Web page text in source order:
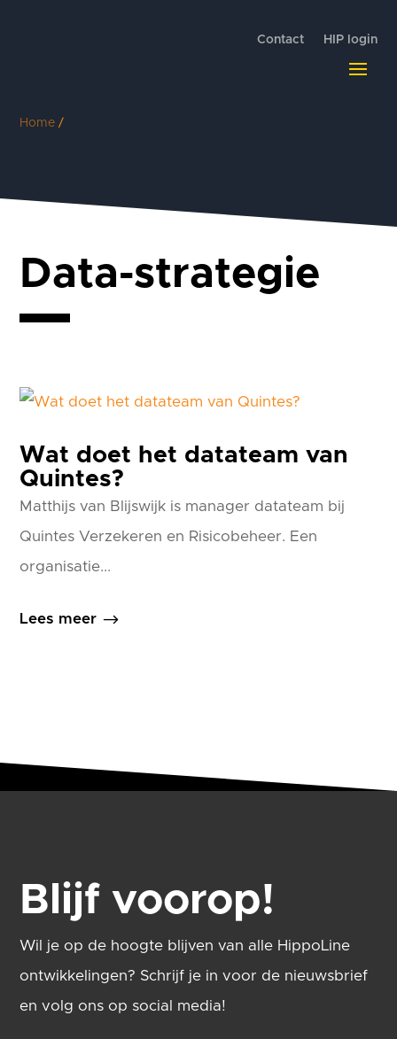
Contact HIP login
Home /
Data-strategie
Wat doet het datateam van
Quintes?
Matthijs van Blijswijk is manager datateam bij
Quintes Verzekeren en Risicobeheer. Een
organisatie...
Lees meer $
Blijf voorop!
Wil je op de hoogte blijven van alle HippoLine
ontwikkelingen? Schrijf je in voor de nieuwsbrief
en volg ons op social media!